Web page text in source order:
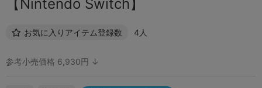
【Nintendo Switch】
お気に入りアイテム登録数 4人
参考小売価格 6,930円 ↓